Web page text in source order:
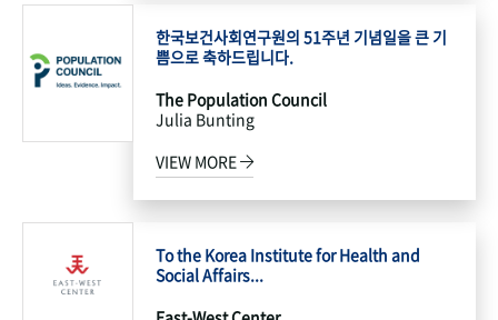
한국보건사회연구원의 51주년 기념일을 큰 기
쁨으로 축하드립니다.
The Population Council
Julia Bunting
VIEW MORE
To the Korea Institute for Health and
Social Affairs...